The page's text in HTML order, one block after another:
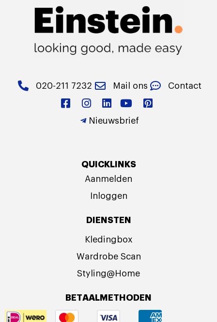
020-211 7232 Mail ons Contact
Nieuwsbrief
QUICKLINKS
Aanmelden
Inloggen
DIENSTEN
Kledingbox
Wardrobe Scan
Styling@Home
BETAALMETHODEN